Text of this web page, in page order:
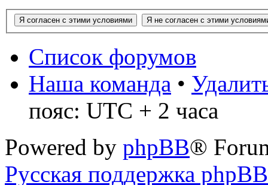
Список форумов
Наша команда •
пояс: UTC + 2 часа
Powered by phpBB®
Русская поддержка phpBB